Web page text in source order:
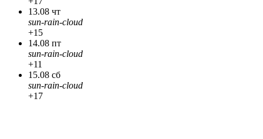
13.08 чт
sun-rain-cloud
+15
14.08 пт
sun-rain-cloud
+11
15.08 сб
sun-rain-cloud
+17